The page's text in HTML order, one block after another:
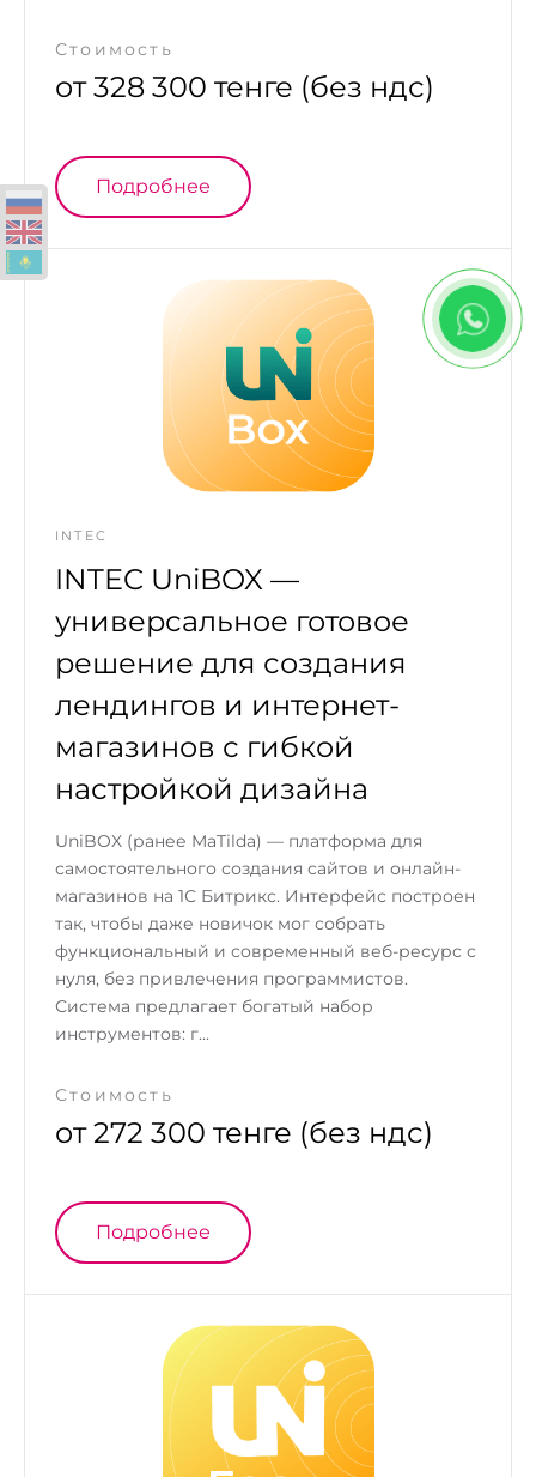
Стоимость
от 328 300 тенге (без ндс)
Подробнее
INTEC
INTEC UniBOX —
универсальное готовое
решение для создания
лендингов и интернет-
магазинов с гибкой
настройкой дизайна
UniBOX (ранее MaTilda) — платформа для
самостоятельного создания сайтов и онлайн-
магазинов на 1С Битрикс. Интерфейс построен
так, чтобы даже новичок мог собрать
функциональный и современный веб-ресурс с
нуля, без привлечения программистов.
Система предлагает богатый набор
инструментов: г...
Стоимость
от 272 300 тенге (без ндс)
Подробнее